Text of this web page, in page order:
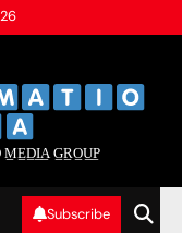
G̲R̲O̲U̲P̲
Subscribe